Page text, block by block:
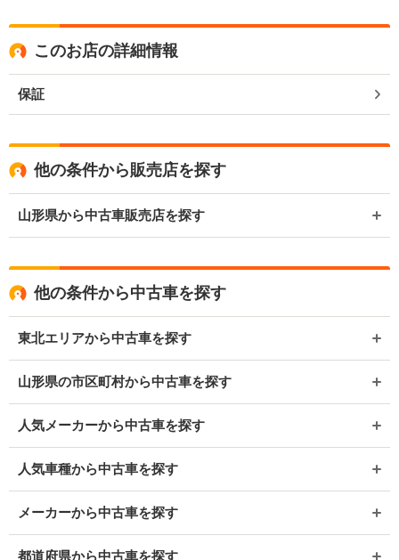
このお店の詳細情報
保証
他の条件から販売店を探す
山形県から中古車販売店を探す
他の条件から中古車を探す
東北エリアから中古車を探す
山形県の市区町村から中古車を探す
人気メーカーから中古車を探す
人気車種から中古車を探す
メーカーから中古車を探す
都道府県から中古車を探す